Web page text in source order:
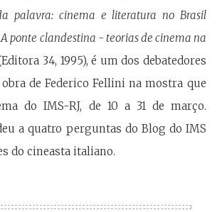
palavra: cinema e literatura no Brasil
A ponte clandestina - teorias de cinema na
34, 1995), é um dos debatedores
de Federico Fellini na mostra que
do IMS-RJ, de 10 a 31 de março.
a quatro perguntas do Blog do IMS
do cineasta italiano.